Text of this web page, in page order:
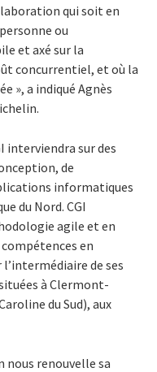
qui soit en
ou
et axé sur la
concurrentiel, et où la
», a indiqué Agnès
interviendra sur des
de
informatiques
du Nord. CGI
agile et en
en
de ses
à Clermont-
du Sud), aux
nous renouvelle sa